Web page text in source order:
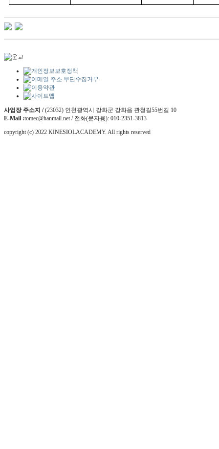
사업장 주소지 /(23032) 인천광역시 강화군 강화읍 관청길55번길 10
E-Mail :tomec@hanmail.net / 전화(문자용): 010-2351-3813
copyright (c) 2022 KINESIOLACADEMY. All rights reserved